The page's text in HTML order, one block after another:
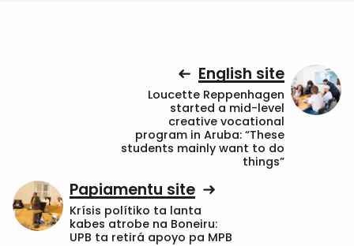
English site
Loucette Reppenhagen
started a mid-level
creative vocational
program in Aruba: “These
students mainly want to do
things”
Papiamentu site
Krísis polítiko ta lanta
kabes atrobe na Boneiru:
UPB ta retirá apoyo pa MPB